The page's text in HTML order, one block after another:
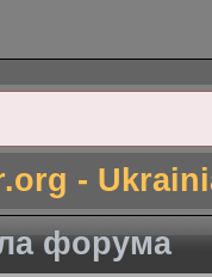
-
форума